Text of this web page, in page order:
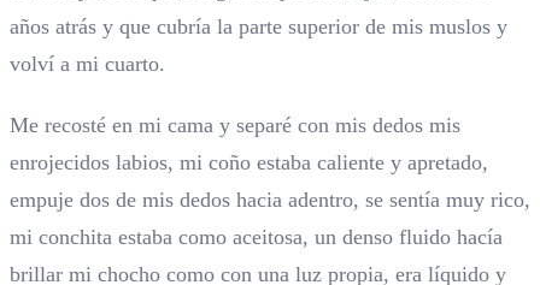
años atrás y que cubría la parte superior de mis muslos y
volví a mi cuarto.
Me recosté en mi cama y separé con mis dedos mis
enrojecidos labios, mi coño estaba caliente y apretado,
empuje dos de mis dedos hacia adentro, se sentía muy rico,
mi conchita estaba como aceitosa, un denso fluido hacía
brillar mi chocho como con una luz propia, era líquido y